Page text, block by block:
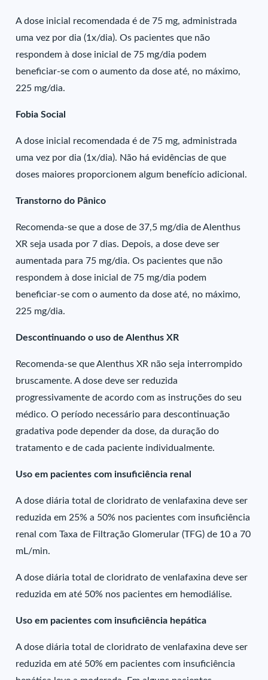
A dose inicial recomendada é de 75 mg, administrada
uma vez por dia (1x/dia). Os pacientes que não
respondem à dose inicial de 75 mg/dia podem
beneficiar-se com o aumento da dose até, no máximo,
225 mg/dia.
Fobia Social
A dose inicial recomendada é de 75 mg, administrada
uma vez por dia (1x/dia). Não há evidências de que
doses maiores proporcionem algum benefício adicional.
Transtorno do Pânico
Recomenda-se que a dose de 37,5 mg/dia de Alenthus
XR seja usada por 7 dias. Depois, a dose deve ser
aumentada para 75 mg/dia. Os pacientes que não
respondem à dose inicial de 75 mg/dia podem
beneficiar-se com o aumento da dose até, no máximo,
225 mg/dia.
Descontinuando o uso de Alenthus XR
Recomenda-se que Alenthus XR não seja interrompido
bruscamente. A dose deve ser reduzida
progressivamente de acordo com as instruções do seu
médico. O período necessário para descontinuação
gradativa pode depender da dose, da duração do
tratamento e de cada paciente individualmente.
Uso em pacientes com insuficiência renal
A dose diária total de cloridrato de venlafaxina deve ser
reduzida em 25% a 50% nos pacientes com insuficiência
renal com Taxa de Filtração Glomerular (TFG) de 10 a 70
mL/min.
A dose diária total de cloridrato de venlafaxina deve ser
reduzida em até 50% nos pacientes em hemodiálise.
Uso em pacientes com insuficiência hepática
A dose diária total de cloridrato de venlafaxina deve ser
reduzida em até 50% em pacientes com insuficiência